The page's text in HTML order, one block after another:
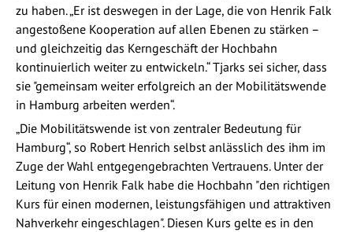
zu haben. „Er ist deswegen in der Lage, die von Henrik Falk
angestoßene Kooperation auf allen Ebenen zu stärken –
und gleichzeitig das Kerngeschäft der Hochbahn
kontinuierlich weiter zu entwickeln.“ Tjarks sei sicher, dass
sie "gemeinsam weiter erfolgreich an der Mobilitätswende
in Hamburg arbeiten werden“.
„Die Mobilitätswende ist von zentraler Bedeutung für
Hamburg“, so Robert Henrich selbst anlässlich des ihm im
Zuge der Wahl entgegengebrachten Vertrauens. Unter der
Leitung von Henrik Falk habe die Hochbahn "den richtigen
Kurs für einen modernen, leistungsfähigen und attraktiven
Nahverkehr eingeschlagen". Diesen Kurs gelte es in den